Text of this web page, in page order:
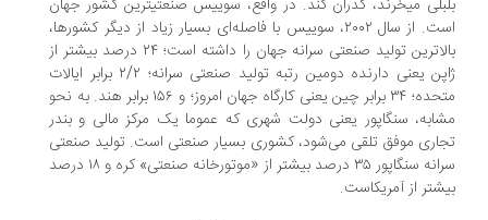
می‏خرند، گذران کند. در واقع، سوییس صنعتی‏ترین‏ کشور جهان
است. از سال ۲۰۰۲، سوییس با فاصله‌ای‏ بسیار زیاد از دیگر کشورها،
بالاترین تولید صنعتی سرانه جهان را داشته است؛ ۲۴ درصد بیشتر از
ژاپن یعنی دارنده‏ دومین رتبه تولید صنعتی سرانه؛ ۲/۲ برابر ایالات
متحده؛ ۳۴ برابر چین یعنی کارگاه جهان امروز؛ و ۱۵۶ برابر هند. به نحو
سنگاپور یعنی دولت‏ شهری که عموما یک مرکز مالی و بندر
موفق تلقی می‌شود، کشوری بسیار صنعتی است. تولید صنعتی
‏سرانه سنگاپور ۳۵ درصد بیشتر از «موتورخانه صنعتی» کره و ۱۸ درصد
از آمریکاست.